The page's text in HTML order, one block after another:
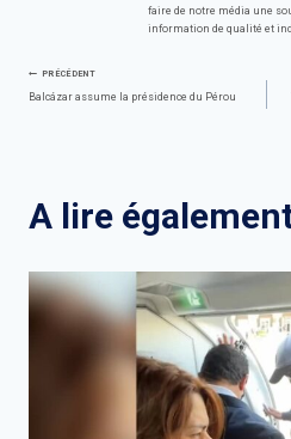
faire de notre média une
information de qualité et
Navigation
PRÉCÉDENT
Balcázar assume la présidence du Pérou
A lire